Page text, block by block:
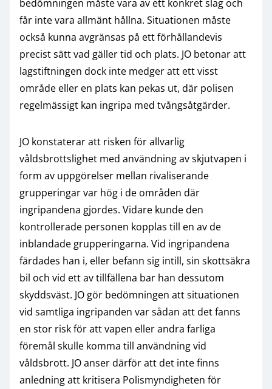
bedömningen måste vara av ett konkret slag och
får inte vara allmänt hållna. Situationen måste
också kunna avgränsas på ett förhållandevis
precist sätt vad gäller tid och plats. JO betonar att
lagstiftningen dock inte medger att ett visst
område eller en plats kan pekas ut, där polisen
regelmässigt kan ingripa med tvångsåtgärder.
JO konstaterar att risken för allvarlig
våldsbrottslighet med användning av skjutvapen i
form av uppgörelser mellan rivaliserande
grupperingar var hög i de områden där
ingripandena gjordes. Vidare kunde den
kontrollerade personen kopplas till en av de
inblandade grupperingarna. Vid ingripandena
färdades han i, eller befann sig intill, sin skottsäkra
bil och vid ett av tillfällena bar han dessutom
skyddsväst. JO gör bedömningen att situationen
vid samtliga ingripanden var sådan att det fanns
en stor risk för att vapen eller andra farliga
föremål skulle komma till användning vid
våldsbrott. JO anser därför att det inte finns
anledning att kritisera Polismyndigheten för